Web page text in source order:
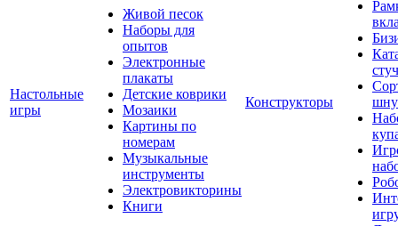
Настольные
игры
Живой песок
Наборы для
опытов
Электронные
плакаты
Детские коврики
Мозаики
Картины по
номерам
Музыкальные
инструменты
Электровикторины
Книги
Конструкторы